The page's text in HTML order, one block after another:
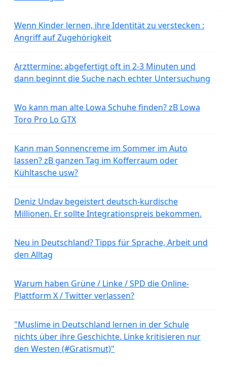
Wenn Kinder lernen, ihre Identität zu verstecken :
Angriff auf Zugehörigkeit
Arzttermine: abgefertigt oft in 2-3 Minuten und
dann beginnt die Suche nach echter Untersuchung
Wo kann man alte Lowa Schuhe finden? zB Lowa
Toro Pro Lo GTX
Kann man Sonnencreme im Sommer im Auto
lassen? zB ganzen Tag im Kofferraum oder
Kühltasche usw?
Deniz Undav begeistert deutsch-kurdische
Millionen. Er sollte Integrationspreis bekommen.
Neu in Deutschland? Tipps für Sprache, Arbeit und
den Alltag
Warum haben Grüne / Linke / SPD die Online-
Plattform X / Twitter verlassen?
"Muslime in Deutschland lernen in der Schule
nichts über ihre Geschichte. Linke kritisieren nur
den Westen (#Gratismut)"